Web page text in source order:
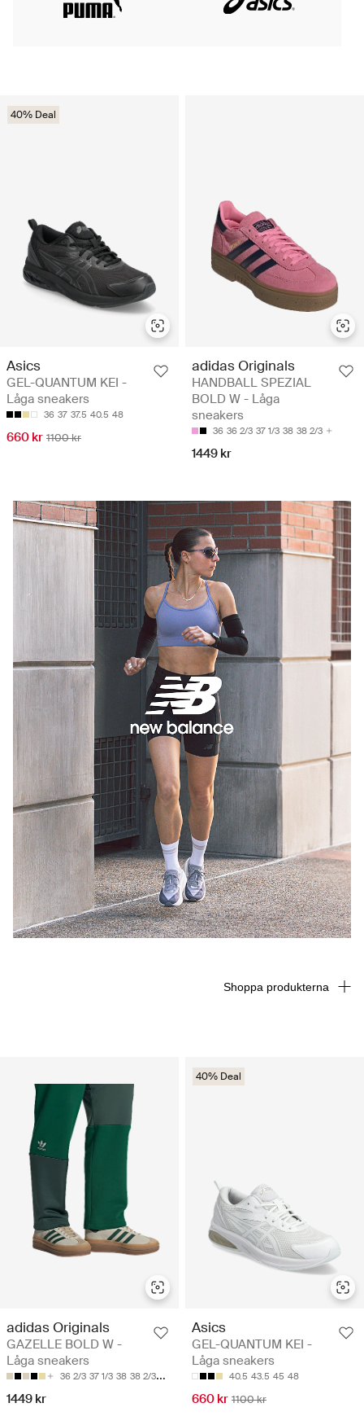
40% Deal
Asics
GEL-QUANTUM KEI -
Låga sneakers
36 37 37.5 40.5 48
660 kr 1100 kr
adidas Originals
HANDBALL SPEZIAL
BOLD W - Låga
sneakers
36 36 2/3 37 1/3 38 38 2/3
1449 kr
adidas Originals
GAZELLE BOLD W -
Låga sneakers
36 2/3 37 1/3 38 38 2/3 39 1/3
1449 kr
40% Deal
Asics
GEL-QUANTUM KEI -
Låga sneakers
40.5 43.5 45 48
660 kr 1100 kr
Shoppa produkterna